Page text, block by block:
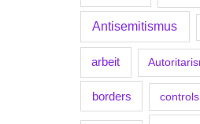
Antisemitismus
arbeit
borders controls